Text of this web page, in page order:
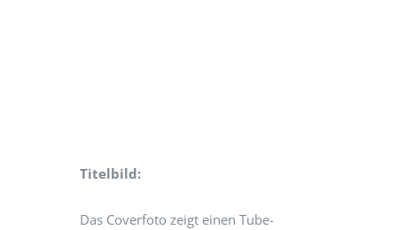
Titelbild:
Das Coverfoto zeigt einen Tube-